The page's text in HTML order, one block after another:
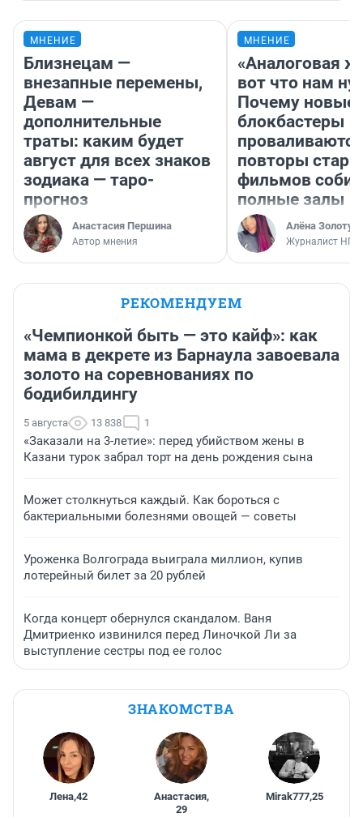
МНЕНИЕ
Близнецам —
внезапные перемены,
Девам —
дополнительные
траты: каким будет
август для всех знаков
зодиака — таро-
прогноз
Анастасия Першина
Автор мнения
МНЕНИЕ
«Аналоговая
вот что нам
Почему новые
блокбастеры
повторы
фильмов
полные залы
Алёна
Журналист НГС
РЕКОМЕНДУЕМ
«Чемпионкой быть — это кайф»: как
мама в декрете из Барнаула завоевала
золото на соревнованиях по
бодибилдингу
5 августа 13 838 1
«Заказали на 3-летие»: перед убийством жены в
Казани турок забрал торт на день рождения сына
Может столкнуться каждый. Как бороться с
бактериальными болезнями овощей — советы
Уроженка Волгограда выиграла миллион, купив
лотерейный билет за 20 рублей
Когда концерт обернулся скандалом. Ваня
Дмитриенко извинился перед Линочкой Ли за
выступление сестры под ее голос
ЗНАКОМСТВА
Лена,42 Анастасия,
29
Mirak777,25